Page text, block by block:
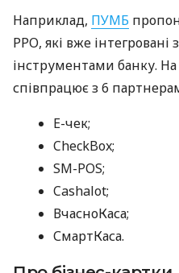
Наприклад, ПУМБ
РРО, які вже
інструментами банку.
співпрацює з 6
E-чек;
CheckBox;
SM-POS;
Cashalot;
ВчасноКаса;
СмартКаса.